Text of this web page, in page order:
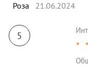
Роза 21.06.2024
5
★ ★